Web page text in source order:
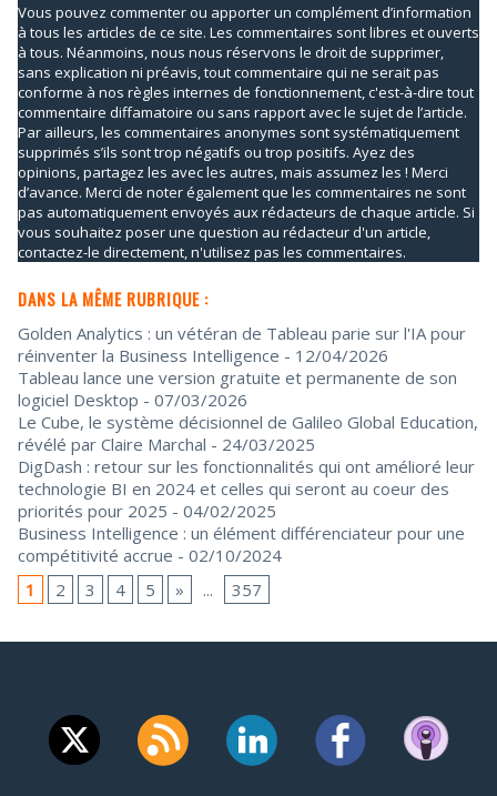
Vous pouvez commenter ou apporter un complément d’information
à tous les articles de ce site. Les commentaires sont libres et ouverts
à tous. Néanmoins, nous nous réservons le droit de supprimer,
sans explication ni préavis, tout commentaire qui ne serait pas
conforme à nos règles internes de fonctionnement, c'est-à-dire tout
commentaire diffamatoire ou sans rapport avec le sujet de l’article.
Par ailleurs, les commentaires anonymes sont systématiquement
supprimés s’ils sont trop négatifs ou trop positifs. Ayez des
opinions, partagez les avec les autres, mais assumez les ! Merci
d’avance. Merci de noter également que les commentaires ne sont
pas automatiquement envoyés aux rédacteurs de chaque article. Si
vous souhaitez poser une question au rédacteur d'un article,
contactez-le directement, n'utilisez pas les commentaires.
DANS LA MÊME RUBRIQUE :
Golden Analytics : un vétéran de Tableau parie sur l'IA pour
réinventer la Business Intelligence - 12/04/2026
Tableau lance une version gratuite et permanente de son
logiciel Desktop - 07/03/2026
Le Cube, le système décisionnel de Galileo Global Education,
révélé par Claire Marchal - 24/03/2025
DigDash : retour sur les fonctionnalités qui ont amélioré leur
technologie BI en 2024 et celles qui seront au coeur des
priorités pour 2025 - 04/02/2025
Business Intelligence : un élément différenciateur pour une
compétitivité accrue - 02/10/2024
1
2 3 4 5 » ... 357